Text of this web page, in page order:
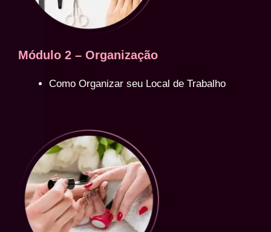
Módulo 2 – Organização
Como Organizar seu Local de Trabalho